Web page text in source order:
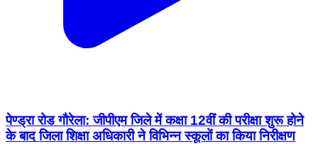
पेण्ड्रा रोड गौरेला: जीपीएम जिले में कक्षा 12वीं की परीक्षा शुरू होने
के बाद जिला शिक्षा अधिकारी ने विभिन्न स्कूलों का किया निरीक्षण